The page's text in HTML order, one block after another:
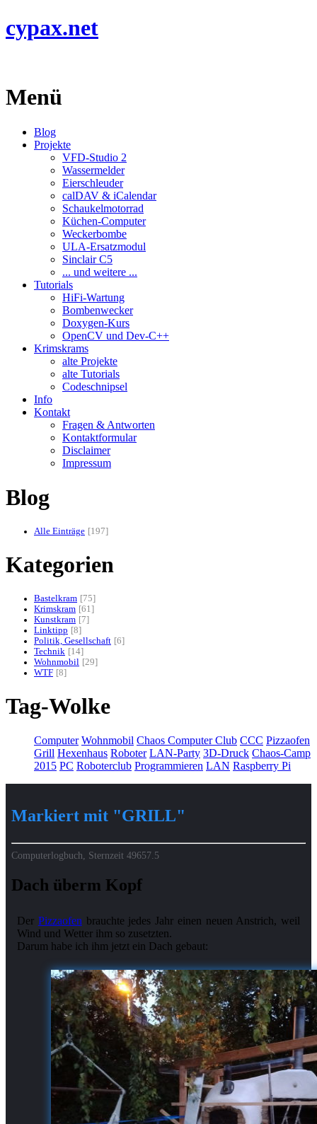
cypax.net
Menü
Blog
Projekte
VFD-Studio 2
Wassermelder
Eierschleuder
calDAV & iCalendar
Schaukelmotorrad
Küchen-Computer
Weckerbombe
ULA-Ersatzmodul
Sinclair C5
... und weitere ...
Tutorials
HiFi-Wartung
Bombenwecker
Doxygen-Kurs
OpenCV und Dev-C++
Krimskrams
alte Projekte
alte Tutorials
Codeschnipsel
Info
Kontakt
Fragen & Antworten
Kontaktformular
Disclaimer
Impressum
Blog
Alle Einträge 197
Kategorien
Bastelkram
75
Krimskram 61
Kunstkram
7
Linktipp
8
Politik, Gesellschaft 6
Technik
14
Wohnmobil
29
WTF 8
Tag-Wolke
Computer Wohnmobil Chaos Computer Club CCC Pizzaofen
Grill Hexenhaus Roboter LAN-Party 3D-Druck Chaos-Camp
2015 PC Roboterclub Programmieren LAN Raspberry Pi
Markiert mit "GRILL"
Computerlogbuch, Sternzeit 49657.5
Dach überm Kopf
Der Pizzaofen brauchte jedes Jahr einen neuen Anstrich, weil
Wind und Wetter ihm so zusetzten.